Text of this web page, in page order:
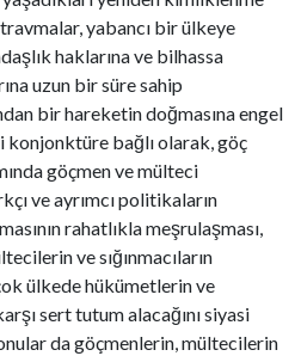
travmalar, yabancı bir ülkeye
haklarına ve bilhassa
uzun bir süre sahip
bir hareketin doğmasına engel
konjonktüre bağlı olarak, göç
göçmen ve mülteci
ve ayrımcı politikaların
rahatlıkla meşrulaşması,
ve sığınmacıların
ülkede hükümetlerin ve
sert tutum alacağını siyasi
da göçmenlerin, mültecilerin